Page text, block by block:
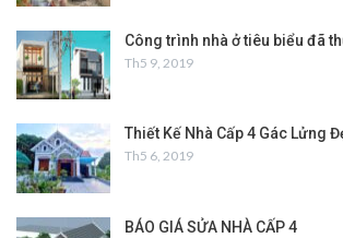
Công trình nhà ở tiêu biểu đã
Th5 9, 2019
Thiết Kế Nhà Cấp 4 Gác Lửng
Th5 6, 2019
BÁO GIÁ SỬA NHÀ CẤP 4